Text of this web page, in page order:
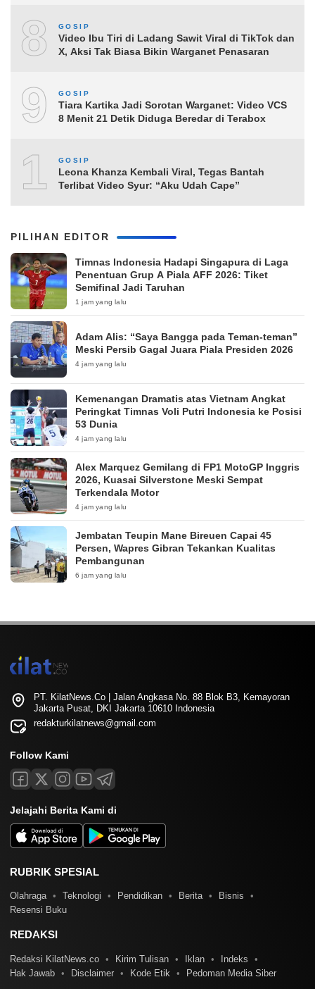
8 GOSIP
Video Ibu Tiri di Ladang Sawit Viral di TikTok dan
X, Aksi Tak Biasa Bikin Warganet Penasaran
9 GOSIP
Tiara Kartika Jadi Sorotan Warganet: Video VCS
8 Menit 21 Detik Diduga Beredar di Terabox
10
GOSIP
Leona Khanza Kembali Viral, Tegas Bantah
Terlibat Video Syur: “Aku Udah Cape”
PILIHAN EDITOR
Timnas Indonesia Hadapi Singapura di Laga
Penentuan Grup A Piala AFF 2026: Tiket
Semifinal Jadi Taruhan
1 jam yang lalu
Adam Alis: “Saya Bangga pada Teman-teman”
Meski Persib Gagal Juara Piala Presiden 2026
4 jam yang lalu
Kemenangan Dramatis atas Vietnam Angkat
Peringkat Timnas Voli Putri Indonesia ke Posisi
53 Dunia
4 jam yang lalu
Alex Marquez Gemilang di FP1 MotoGP Inggris
2026, Kuasai Silverstone Meski Sempat
Terkendala Motor
4 jam yang lalu
Jembatan Teupin Mane Bireuen Capai 45
Persen, Wapres Gibran Tekankan Kualitas
Pembangunan
6 jam yang lalu
PT. KilatNews.Co | Jalan Angkasa No. 88 Blok B3, Kemayoran
Jakarta Pusat, DKI Jakarta 10610 Indonesia
redakturkilatnews@gmail.com
Follow Kami
Jelajahi Berita Kami di
RUBRIK SPESIAL
Olahraga Teknologi Pendidikan Berita
Bisnis
Resensi Buku
REDAKSI
Redaksi KilatNews.co Kirim Tulisan Iklan
Indeks
Hak Jawab
Disclaimer Kode Etik Pedoman Media Siber